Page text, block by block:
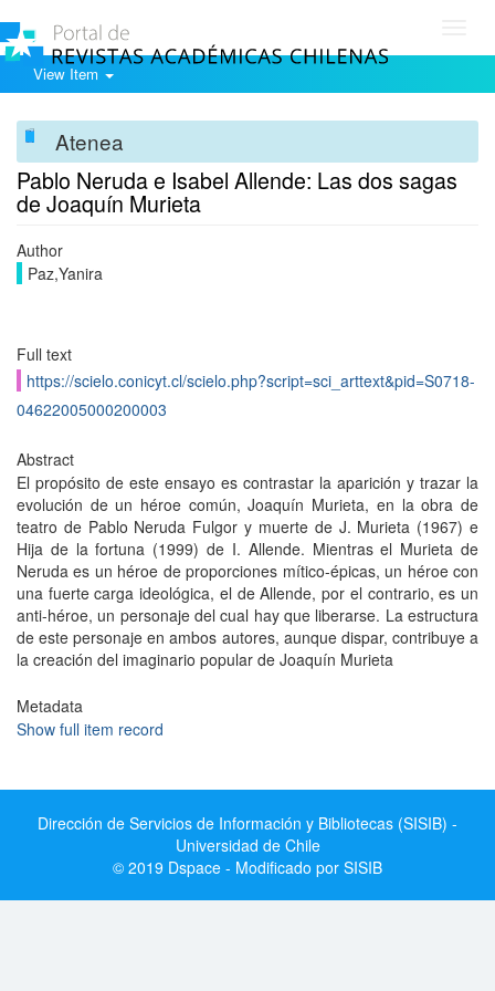
View Item
Atenea
Pablo Neruda e Isabel Allende: Las dos sagas
de Joaquín Murieta
Author
Paz,Yanira
Full text
https://scielo.conicyt.cl/scielo.php?script=sci_arttext&pid=S0718-
04622005000200003
Abstract
El propósito de este ensayo es contrastar la aparición y trazar la
evolución de un héroe común, Joaquín Murieta, en la obra de
teatro de Pablo Neruda Fulgor y muerte de J. Murieta (1967) e
Hija de la fortuna (1999) de I. Allende. Mientras el Murieta de
Neruda es un héroe de proporciones mítico-épicas, un héroe con
una fuerte carga ideológica, el de Allende, por el contrario, es un
anti-héroe, un personaje del cual hay que liberarse. La estructura
de este personaje en ambos autores, aunque dispar, contribuye a
la creación del imaginario popular de Joaquín Murieta
Metadata
Show full item record
Dirección de Servicios de Información y Bibliotecas (SISIB) -
Universidad de Chile
© 2019 Dspace - Modificado por SISIB